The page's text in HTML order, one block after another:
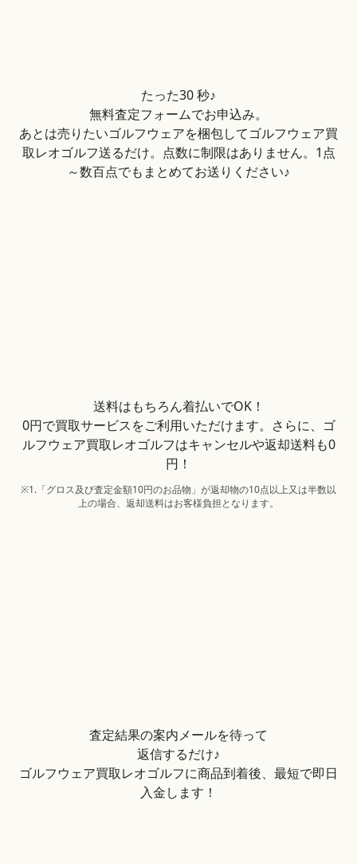
たった30 秒♪
無料査定フォームでお申込み。
あとは売りたいゴルフウェアを梱包してゴルフウェア買
取レオゴルフ送るだけ。点数に制限はありません。1点
～数百点でもまとめてお送りください♪
送料はもちろん着払いでOK！
0円で買取サービスをご利用いただけます。さらに、ゴ
ルフウェア買取レオゴルフはキャンセルや返却送料も0
円！
※1.「グロス及び査定金額10円のお品物」が返却物の10点以上又は半数以
上の場合、返却送料はお客様負担となります。
査定結果の案内メールを待って
返信するだけ♪
ゴルフウェア買取レオゴルフに商品到着後、最短で即日
入金します！